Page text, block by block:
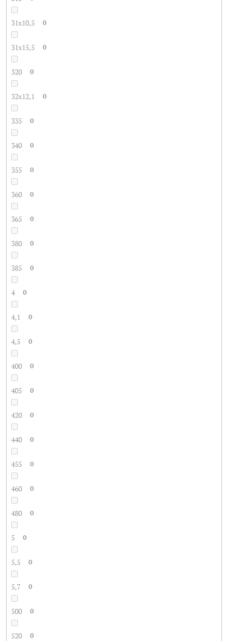
31x10,5 0
31x15,5 0
320 0
32x12,1 0
335 0
340 0
355 0
360 0
365 0
380 0
385 0
4 0
4,1 0
4,5 0
400 0
405 0
420 0
440 0
455 0
460 0
480 0
5 0
5,5 0
5,7 0
500 0
520 0